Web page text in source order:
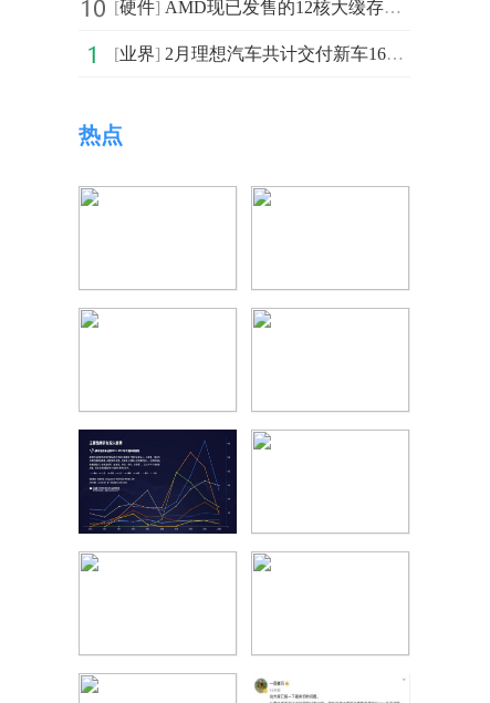
[硬件] AMD现已发售的12核大缓存处理器R9 7900X3D为6标准核+6大
[业界] 2月理想汽车共计交付新车16620辆 同比增长97.5%
热点